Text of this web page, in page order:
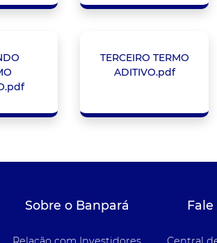
TERCEIRO TERMO
ADITIVO.pdf
Sobre o Banpará Fale